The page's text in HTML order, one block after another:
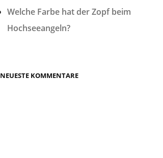
Welche Farbe hat der Zopf beim
Hochseeangeln?
NEUESTE KOMMENTARE